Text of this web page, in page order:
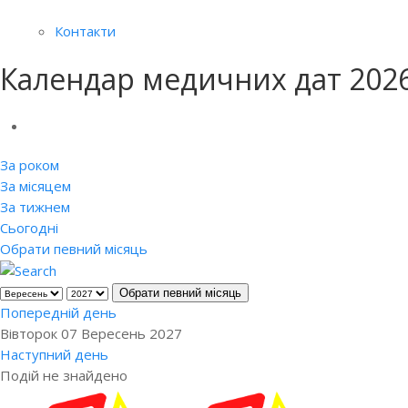
Контакти
Календар медичних дат
За роком
За місяцем
За тижнем
Сьогодні
Обрати певний місяць
Обрати певний місяць
Попередній день
Вівторок 07 Вересень 2027
Наступний день
Подій не знайдено